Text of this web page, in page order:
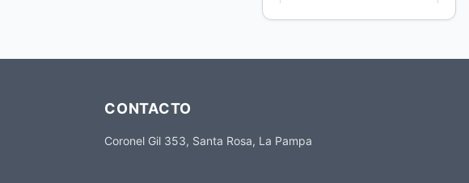
CONTACTO
Coronel Gil 353, Santa Rosa, La Pampa